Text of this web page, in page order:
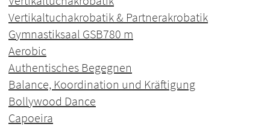
Vertikaltuchakrobatik & Partnerakrobatik
Gymnastiksaal GSB780 m
Aerobic
Authentisches Begegnen
Balance, Koordination und Kräftigung
Bollywood Dance
Capoeira